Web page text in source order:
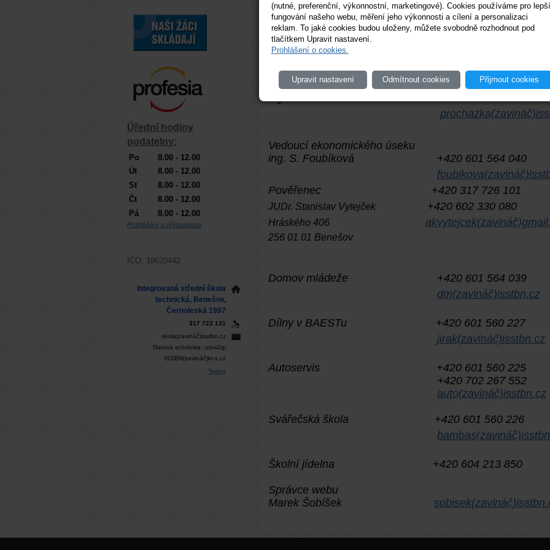
WWW: www.isstbn.cz
Zástupce ředitelky
Vedoucí ekonomického úseku
ing. S. Foubíková +420 601 564 040
Pověřenec +420 317 726 101
JUDr. Stanislav Vytejček +420 602 330 080
Hráského 406
256 01 01 Benešov
Domov mládeže +420 601 564 039
dm(zavináč)isstbn.cz
Dílny v BAESTu +420 601 560 227
jirak(zavináč)isstbn.cz
Autoservis +420 601 560 225
+420 702 267 552
auto(zavináč)isstbn.cz
Svářečská škola +420 601 560 226
Školní jídelna +420 604 213 850
Správce webu
Marek Šobíšek
Úřední hodiny
podatelny:
Po
8.00 - 12.00
Út
8.00 - 12.00
St
8.00 - 12.00
Čt
8.00 - 12.00
Pá
8.00 - 12.00
Prohlášení o přístupnosti
IČO: 18620442
Integrovaná střední škola
technická, Benešov,
Černoleská 1997
317 723 131
skola(zavináč)isstbn.cz
Datová schránka: rzpw2gi
ISSBN(zavináč)kr-s.cz
Twitter
(nutné, preferenční, výkonnostní, marketingové). Cookies používáme pro lepší
fungování našeho webu, měření jeho výkonnosti a cílení a personalizaci
reklam. To jaké cookies budou uloženy, můžete svobodně rozhodnout pod
tlačítkem Upravit nastavení.
Prohlášení o cookies.
Upravit nastavení Odmítnout cookies Přijmout cookies